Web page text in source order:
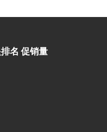
名 促销量​